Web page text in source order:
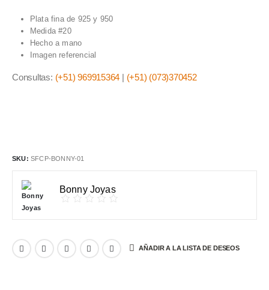
Plata fina de 925 y 950
Medida #20
Hecho a mano
Imagen referencial
Consultas: (+51) 969915364 (+51) (073)370452
SKU: SFCP-BONNY-01
Bonny Joyas
AÑADIR A LA LISTA DE DESEOS